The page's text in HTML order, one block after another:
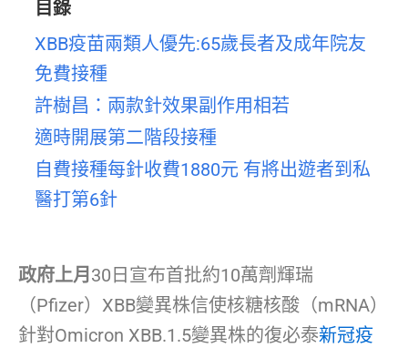
目錄
XBB疫苗兩類人優先:65歲長者及成年院友
免費接種
許樹昌：兩款針效果副作用相若
適時開展第二階段接種
自費接種每針收費1880元 有將出遊者到私
醫打第6針
政府上月 30日宣布首批約10萬劑輝瑞
（Pfizer）XBB變異株信使核糖核酸（mRNA）
針對Omicron XBB.1.5變異株的復必泰新冠疫